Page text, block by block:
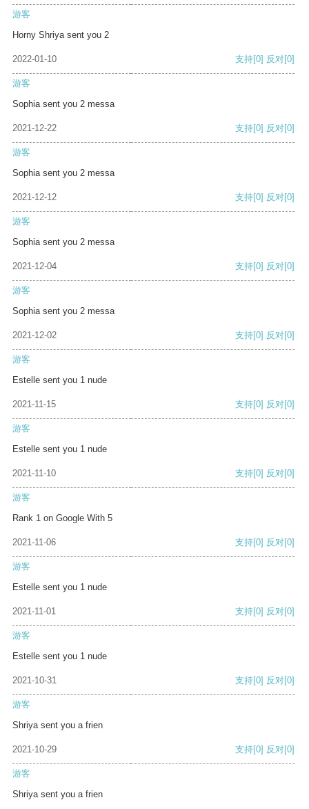
游客
Horny Shriya sent you 2
2022-01-10 支持[0] 反对[0]
游客
Sophia sent you 2 messa
2021-12-22 支持[0] 反对[0]
游客
Sophia sent you 2 messa
2021-12-12 支持[0] 反对[0]
游客
Sophia sent you 2 messa
2021-12-04 支持[0] 反对[0]
游客
Sophia sent you 2 messa
2021-12-02 支持[0] 反对[0]
游客
Estelle sent you 1 nude
2021-11-15 支持[0] 反对[0]
游客
Estelle sent you 1 nude
2021-11-10 支持[0] 反对[0]
游客
Rank 1 on Google With 5
2021-11-06 支持[0] 反对[0]
游客
Estelle sent you 1 nude
2021-11-01 支持[0] 反对[0]
游客
Estelle sent you 1 nude
2021-10-31 支持[0] 反对[0]
游客
Shriya sent you a frien
2021-10-29 支持[0] 反对[0]
游客
Shriya sent you a frien